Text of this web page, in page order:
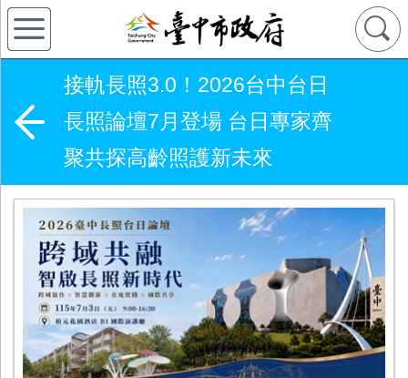
接軌長照3.0！2026台中台日
長照論壇7月登場 台日專家齊
聚共探高齡照護新未來